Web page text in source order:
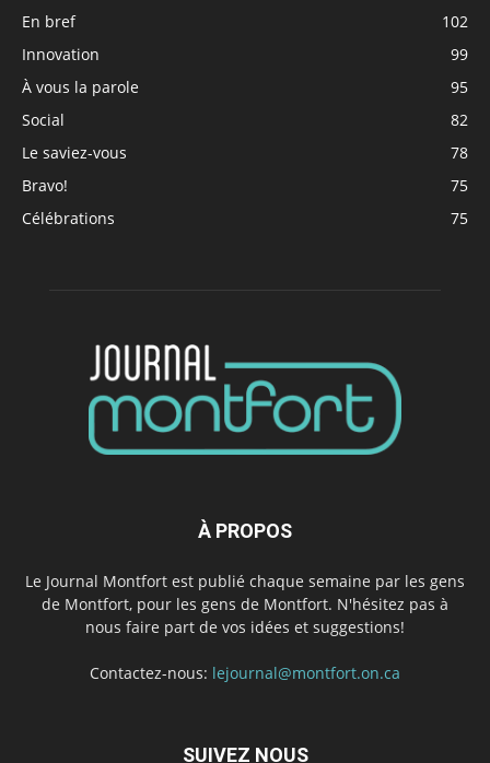
En bref
102
Innovation
99
À vous la parole
95
Social
82
Le saviez-vous
78
Bravo!
75
Célébrations
75
À PROPOS
Le Journal Montfort est publié chaque semaine par les gens
de Montfort, pour les gens de Montfort. N'hésitez pas à
nous faire part de vos idées et suggestions!
Contactez-nous: lejournal@montfort.on.ca
SUIVEZ NOUS